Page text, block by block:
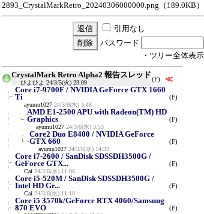
2893_CrystalMarkRetro_20240306000000.png （189.0KB）
引用なし
パスワード
・ツリー全体表示
CrystalMark Retro Alpha2 報告スレッド
ひよひよ 24/3/5(火) 23:09 (F)
≪
Core i7-9700F / NVIDIA GeForce GTX 1660
Ti
ayumu1027 24/3/6(水) 3:48
(F)
AMD E1-2500 APU with Radeon(TM) HD
Graphics
ayumu1027 24/3/6(水) 3:53
(F)
Core2 Duo E8400 / NVIDIA GeForce
GTX 660
ayumu1027 24/3/6(水) 14:33
(F)
Core i7-2600 / SanDisk SDSSDH3500G /
GeForce GTX...
Cai 24/3/6(水) 11:06
(F)
Core i5-520M / SanDisk SDSSDH3500G /
Intel HD Gr...
Cai 24/3/6(水) 11:10
(F)
Core i5 3570k/GeForce RTX 4060/Samsung
870 EVO
(F)